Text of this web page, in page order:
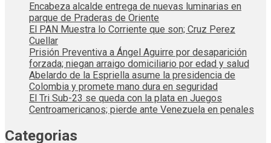
Encabeza alcalde entrega de nuevas luminarias en
parque de Praderas de Oriente
El PAN Muestra lo Corriente que son; Cruz Perez
Cuellar
Prisión Preventiva a Ángel Aguirre por desaparición
forzada; niegan arraigo domiciliario por edad y salud
Abelardo de la Espriella asume la presidencia de
Colombia y promete mano dura en seguridad
El Tri Sub-23 se queda con la plata en Juegos
Centroamericanos; pierde ante Venezuela en penales
Categorias